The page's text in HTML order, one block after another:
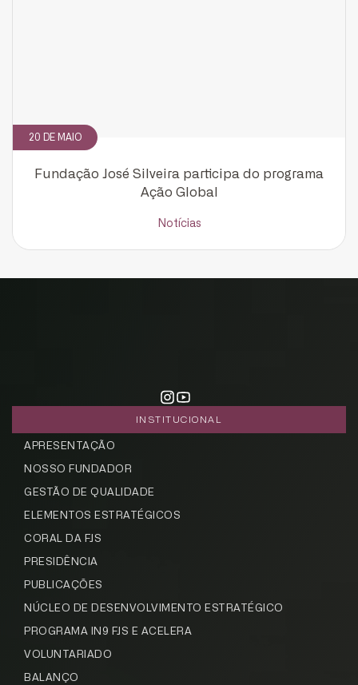
20 DE MAIO
Fundação José Silveira participa do programa
Ação Global
Notícias
INSTITUCIONAL
APRESENTAÇÃO
NOSSO FUNDADOR
GESTÃO DE QUALIDADE
ELEMENTOS ESTRATÉGICOS
CORAL DA FJS
PRESIDÊNCIA
PUBLICAÇÕES
NÚCLEO DE DESENVOLVIMENTO ESTRATÉGICO
PROGRAMA IN9 FJS E ACELERA
VOLUNTARIADO
BALANÇO
CADASTRE-SE
receba notícias da Fundação José